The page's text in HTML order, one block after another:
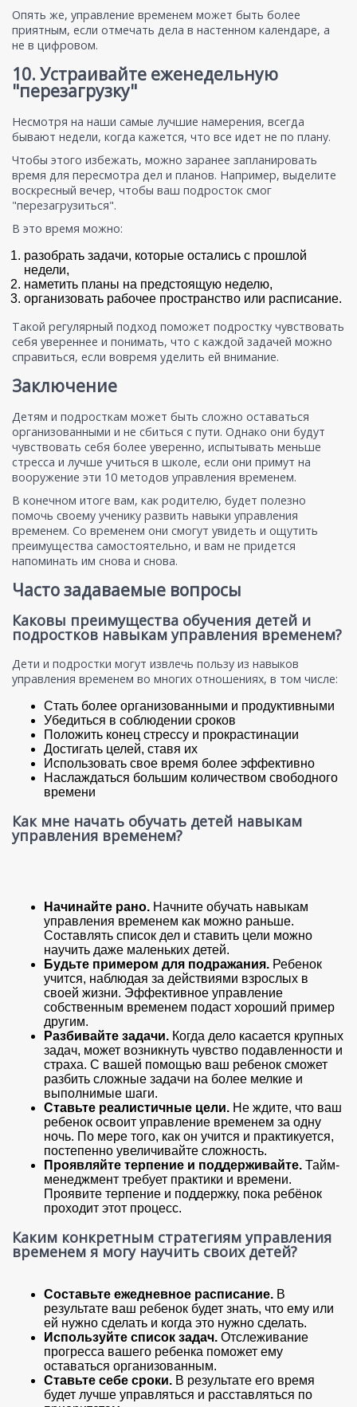
Опять же, управление временем может быть более
приятным, если отмечать дела в настенном календаре, а
не в цифровом.
10. Устраивайте еженедельную
"перезагрузку"
Несмотря на наши самые лучшие намерения, всегда
бывают недели, когда кажется, что все идет не по плану.
Чтобы этого избежать, можно заранее запланировать
время для пересмотра дел и планов. Например, выделите
воскресный вечер, чтобы ваш подросток смог
"перезагрузиться".
В это время можно:
разобрать задачи, которые остались с прошлой
недели,
наметить планы на предстоящую неделю,
организовать рабочее пространство или расписание.
Такой регулярный подход поможет подростку чувствовать
себя увереннее и понимать, что с каждой задачей можно
справиться, если вовремя уделить ей внимание.
Заключение
Детям и подросткам может быть сложно оставаться
организованными и не сбиться с пути. Однако они будут
чувствовать себя более уверенно, испытывать меньше
стресса и лучше учиться в школе, если они примут на
вооружение эти 10 методов управления временем.
В конечном итоге вам, как родителю, будет полезно
помочь своему ученику развить навыки управления
временем. Со временем они смогут увидеть и ощутить
преимущества самостоятельно, и вам не придется
напоминать им снова и снова.
Часто задаваемые вопросы
Каковы преимущества обучения детей и
подростков навыкам управления временем?
Дети и подростки могут извлечь пользу из навыков
управления временем во многих отношениях, в том числе:
Стать более организованными и продуктивными
Убедиться в соблюдении сроков
Положить конец стрессу и прокрастинации
Достигать целей, ставя их
Использовать свое время более эффективно
Наслаждаться большим количеством свободного
времени
Как мне начать обучать детей навыкам
управления временем?
Начинайте рано. Начните обучать навыкам
управления временем как можно раньше.
Составлять список дел и ставить цели можно
научить даже маленьких детей.
Будьте примером для подражания. Ребенок
учится, наблюдая за действиями взрослых в
своей жизни. Эффективное управление
собственным временем подаст хороший пример
другим.
Разбивайте задачи. Когда дело касается крупных
задач, может возникнуть чувство подавленности и
страха. С вашей помощью ваш ребенок сможет
разбить сложные задачи на более мелкие и
выполнимые шаги.
Ставьте реалистичные цели. Не ждите, что ваш
ребенок освоит управление временем за одну
ночь. По мере того, как он учится и практикуется,
постепенно увеличивайте сложность.
Проявляйте терпение и поддерживайте. Тайм-
менеджмент требует практики и времени.
Проявите терпение и поддержку, пока ребёнок
проходит этот процесс.
Каким конкретным стратегиям управления
временем я могу научить своих детей?
Составьте ежедневное расписание. В
результате ваш ребенок будет знать, что ему или
ей нужно сделать и когда это нужно сделать.
Используйте список задач. Отслеживание
прогресса вашего ребенка поможет ему
оставаться организованным.
Ставьте себе сроки. В результате его время
будет лучше управляться и расставляться по